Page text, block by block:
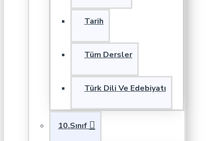
Tarih
Tüm Dersler
Türk Dili Ve Edebiyatı
10.Sınıf